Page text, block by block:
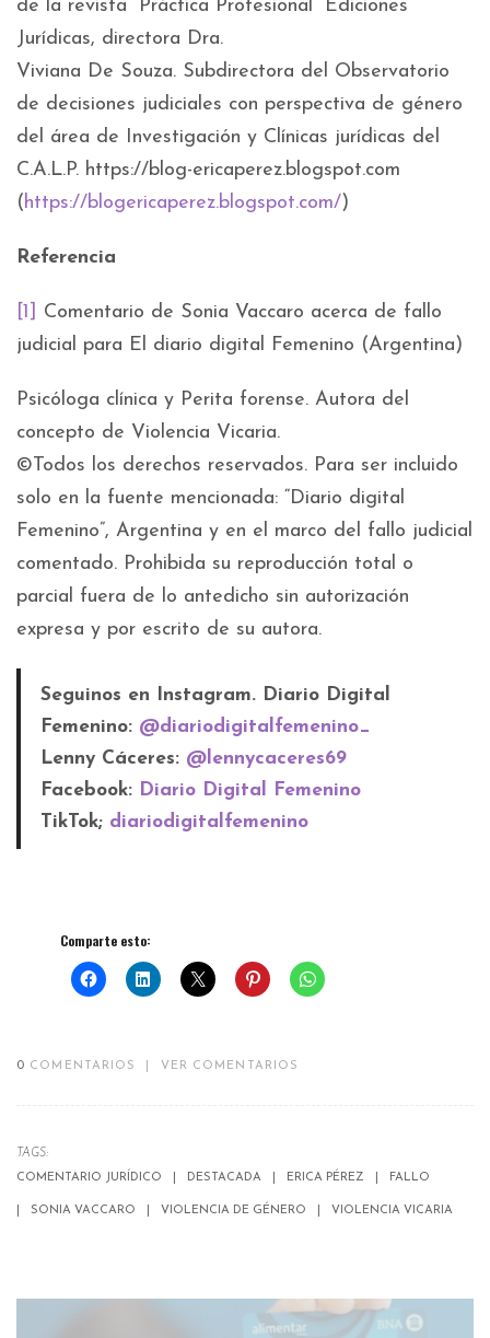
de la revista “Práctica Profesional” Ediciones
Jurídicas, directora Dra.
Viviana De Souza. Subdirectora del Observatorio
de decisiones judiciales con perspectiva de género
del área de Investigación y Clínicas jurídicas del
C.A.L.P. https://blog-ericaperez.blogspot.com
(https://blogericaperez.blogspot.com/)
Referencia
[1]
Comentario de Sonia Vaccaro acerca de fallo
judicial para El diario digital Femenino (Argentina)
Psicóloga clínica y Perita forense. Autora del
concepto de Violencia Vicaria.
©Todos los derechos reservados. Para ser incluido
solo en la fuente mencionada: “Diario digital
Femenino”, Argentina y en el marco del fallo judicial
comentado. Prohibida su reproducción total o
parcial fuera de lo antedicho sin autorización
expresa y por escrito de su autora.
Seguinos en Instagram. Diario Digital
Femenino: @diariodigitalfemenino_
Lenny Cáceres: @lennycaceres69
Facebook: Diario Digital Femenino
TikTok; diariodigitalfemenino
Comparte esto:
0 COMENTARIOS VER COMENTARIOS
TAGS:
COMENTARIO JURÍDICO
DESTACADA ERICA PÉREZ FALLO
SONIA VACCARO VIOLENCIA DE GÉNERO VIOLENCIA VICARIA